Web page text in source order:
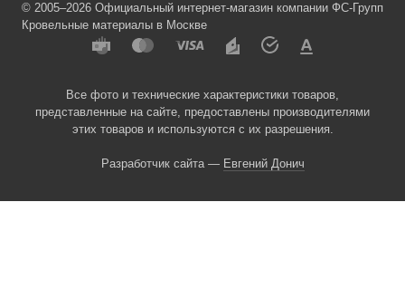
© 2005–2026 Официальный интернет-магазин компании ФС-Групп
Кровельные материалы в Москве
Все фото и технические характеристики товаров,
представленные на сайте, предоставлены производителями
этих товаров и используются с их разрешения.
Разработчик сайта — Евгений Донич